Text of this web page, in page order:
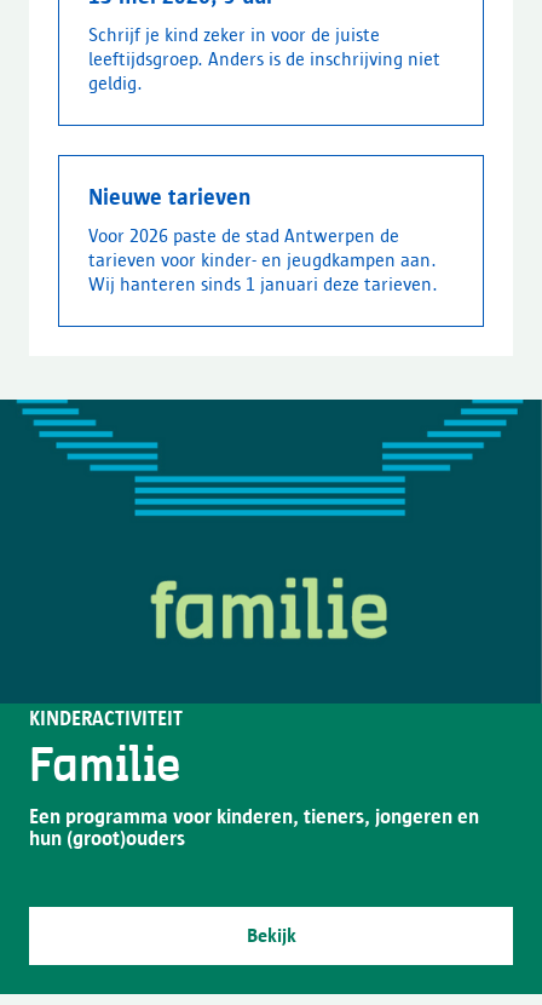
Schrijf je kind zeker in voor de juiste
leeftijdsgroep. Anders is de inschrijving niet
geldig.
Nieuwe tarieven
Voor 2026 paste de stad Antwerpen de
tarieven voor kinder- en jeugdkampen aan.
Wij hanteren sinds 1 januari deze tarieven.
KINDERACTIVITEIT
Familie
Een programma voor kinderen, tieners, jongeren en
hun (groot)ouders
Bekijk